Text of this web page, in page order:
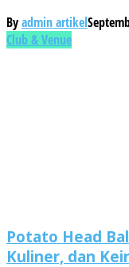
Byadmin artikel
Club & Venue
Potato Head
Kuliner, dan